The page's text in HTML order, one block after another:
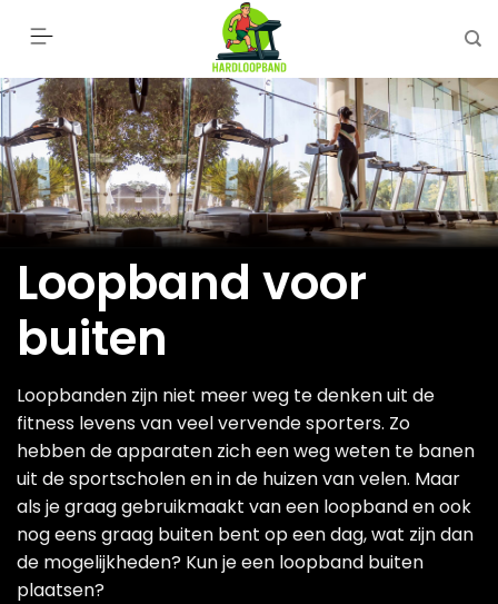
naar
Loopband voor
buiten
Loopbanden zijn niet meer weg te denken uit de
fitness levens van veel vervende sporters. Zo
hebben de apparaten zich een weg weten te banen
uit de sportscholen en in de huizen van velen. Maar
als je graag gebruikmaakt van een loopband en ook
nog eens graag buiten bent op een dag, wat zijn dan
de mogelijkheden? Kun je een loopband buiten
plaatsen?